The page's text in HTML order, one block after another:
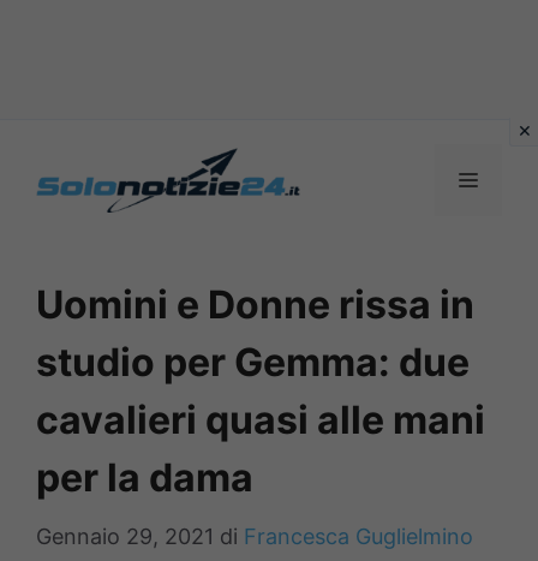
MENU
Uomini e Donne rissa in
studio per Gemma: due
cavalieri quasi alle mani
per la dama
Gennaio 29, 2021 di Francesca Guglielmino